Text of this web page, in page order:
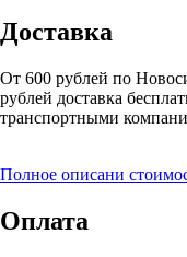
Доставка
От 600 рублей по
рублей доставка
транспортными
Полное описани
Оплата